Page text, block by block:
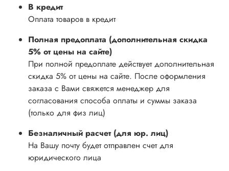
В кредит
Оплата товаров в кредит
Полная предоплата (дополнительная скидка
5% от цены на сайте)
При полной предоплате действует дополнительная
скидка 5% от цены на сайте. После оформления
заказа с Вами свяжется менеджер для
согласования способа оплаты и суммы заказа
(только для физ лиц)
Безналичный расчет (для юр. лиц)
На Вашу почту будет отправлен счет для
юридического лица